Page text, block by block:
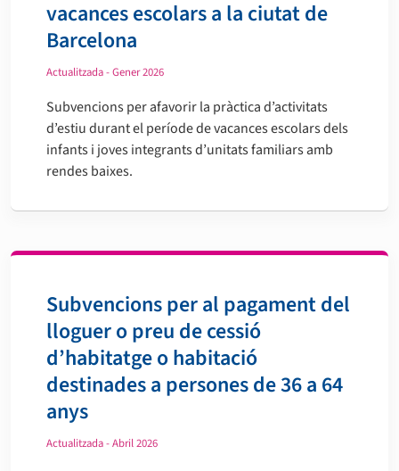
vacances escolars a la ciutat de
Barcelona
Actualitzada - Gener 2026
Subvencions per afavorir la pràctica d’activitats
d’estiu durant el període de vacances escolars dels
infants i joves integrants d’unitats familiars amb
rendes baixes.
Subvencions per al pagament del
lloguer o preu de cessió
d’habitatge o habitació
destinades a persones de 36 a 64
anys
Actualitzada - Abril 2026